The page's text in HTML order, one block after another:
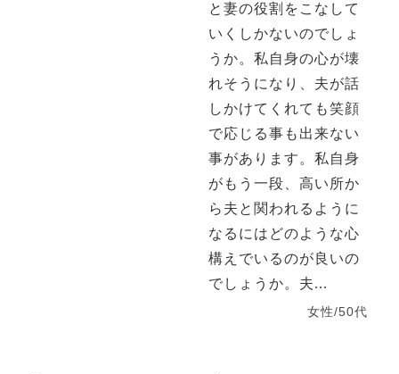
と妻の役割をこなして
いくしかないのでしょ
うか。私自身の心が壊
れそうになり、夫が話
しかけてくれても笑顔
で応じる事も出来ない
事があります。私自身
がもう一段、高い所か
ら夫と関われるように
なるにはどのような心
構えでいるのが良いの
でしょうか。夫...
女性/50代